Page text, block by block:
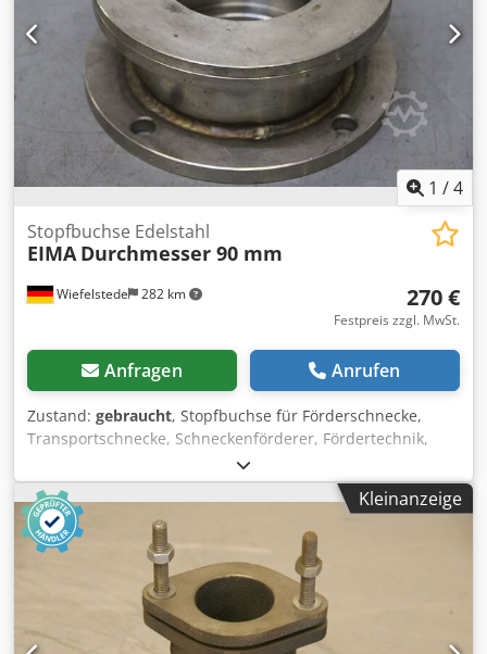
1 /4
Wiefelstede 282 km
Stopfbuchse Edelstahl
EIMA Durchmesser 90 mm
270 €
Festpreis zzgl. MwSt.
Anfragen Anrufen
Zustand: gebraucht, Stopfbuchse für Förderschnecke,
Transportschnecke, Schneckenförderer, Fördertechnik,
Rohrförderschnecke, Trocknungsschnecke, Kühlschnecke,
Külrohrschnecke, Heizschnecke, Heizrohrschnecke,
Schneckenwämetauscher -Stopfbuchse: aus Edelstahl -
Stopfbuchse: für Ø 90 mm Welle -für Stopfbuchsenband
Dododfglnjpfx Af Dsck -Anzahl: 2x Stopfbuchsen
vorhanden -Preis: pro Stück -Abmessungen: 175/175/H80
mm -Gewicht: 6 kg
Kleinanzeige